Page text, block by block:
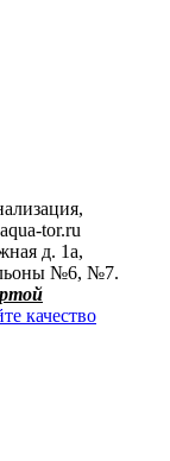
tor.ru
д. 1а,
№6, №7.